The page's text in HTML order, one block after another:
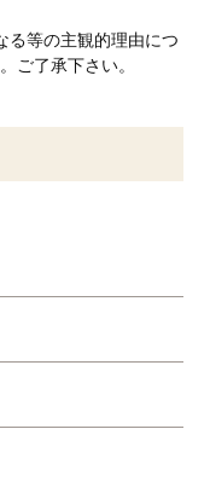
る等の主観的理由につ
ご了承下さい。